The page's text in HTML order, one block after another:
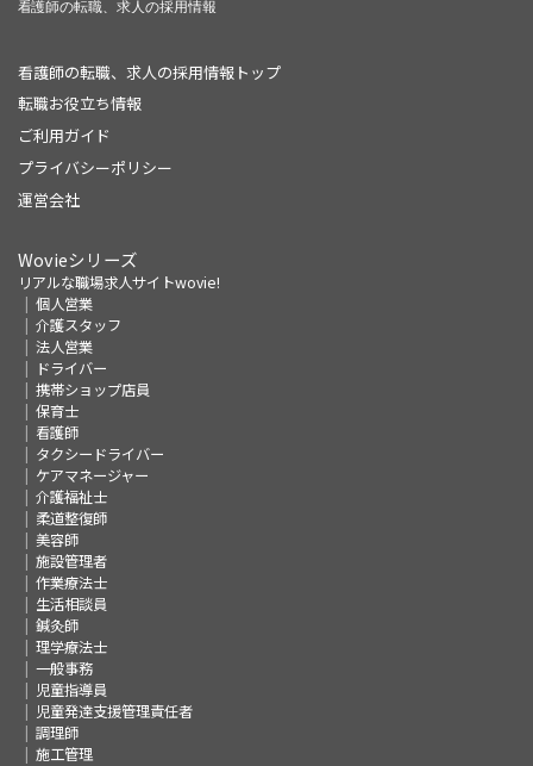
看護師の転職、求人の採用情報トップ
転職お役立ち情報
ご利用ガイド
プライバシーポリシー
運営会社
Wovieシリーズ
リアルな職場求人サイトwovie!
個人営業
介護スタッフ
法人営業
ドライバー
携帯ショップ店員
保育士
看護師
タクシードライバー
ケアマネージャー
介護福祉士
柔道整復師
美容師
施設管理者
作業療法士
生活相談員
鍼灸師
理学療法士
一般事務
児童指導員
児童発達支援管理責任者
調理師
施工管理